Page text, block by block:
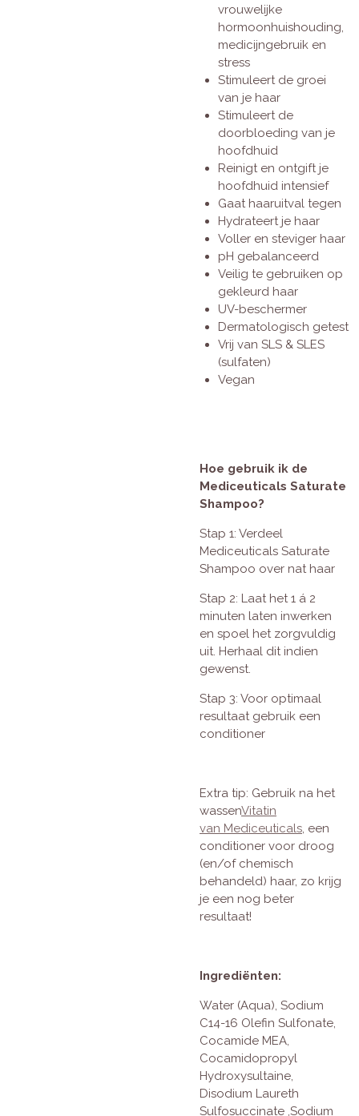
vrouwelijke
hormoonhuishouding,
medicijngebruik en
stress
Stimuleert de groei
van je haar
Stimuleert de
doorbloeding van je
hoofdhuid
Reinigt en ontgift je
hoofdhuid intensief
Gaat haaruitval tegen
Hydrateert je haar
Voller en steviger haar
pH gebalanceerd
Veilig te gebruiken op
gekleurd haar
UV-beschermer
Dermatologisch getest
Vrij van SLS & SLES
(sulfaten)
Vegan
Hoe gebruik ik de
Mediceuticals Saturate
Shampoo?
Stap 1: Verdeel
Mediceuticals Saturate
Shampoo over nat haar
Stap 2: Laat het 1 á 2
minuten laten inwerken
en spoel het zorgvuldig
uit. Herhaal dit indien
gewenst.
Stap 3: Voor optimaal
resultaat gebruik een
conditioner
Extra tip: Gebruik na het
wassenVitatin
van Mediceuticals, een
conditioner voor droog
(en/of chemisch
behandeld) haar, zo krijg
je een nog beter
resultaat!
Ingrediënten:
Water (Aqua), Sodium
C14-16 Olefin Sulfonate,
Cocamide MEA,
Cocamidopropyl
Hydroxysultaine,
Disodium Laureth
Sulfosuccinate ,Sodium